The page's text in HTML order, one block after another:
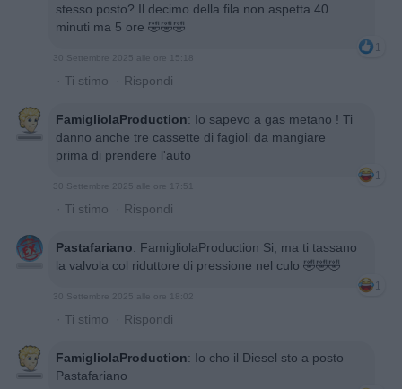
stesso posto? Il decimo della fila non aspetta 40
minuti ma 5 ore 🤣🤣🤣
1
· Ti stimo · Rispondi
FamigliolaProduction: Io sapevo a gas metano ! Ti
danno anche tre cassette di fagioli da mangiare
prima di prendere l'auto
1
30 Settembre 2025 alle ore 17:51
· Ti stimo · Rispondi
Pastafariano: FamigliolaProduction Si, ma ti tassano
la valvola col riduttore di pressione nel culo 🤣🤣🤣
1
· Ti stimo · Rispondi
FamigliolaProduction: Io cho il Diesel sto a posto
Pastafariano